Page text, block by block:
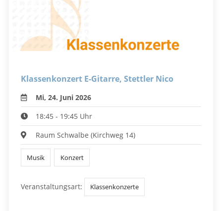
Klassenkonzert E-Gitarre, Stettler Nico
Mi, 24. Juni 2026
18:45 - 19:45 Uhr
Raum Schwalbe (Kirchweg 14)
Musik Konzert
Veranstaltungsart: Klassenkonzerte